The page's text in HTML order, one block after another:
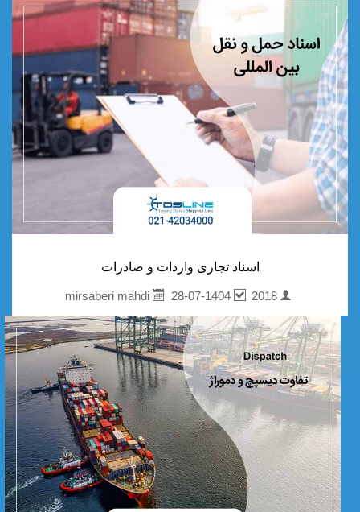
اسناد تجاری واردات و صادرات
mirsaberi mahdi
28-07-1404 2018